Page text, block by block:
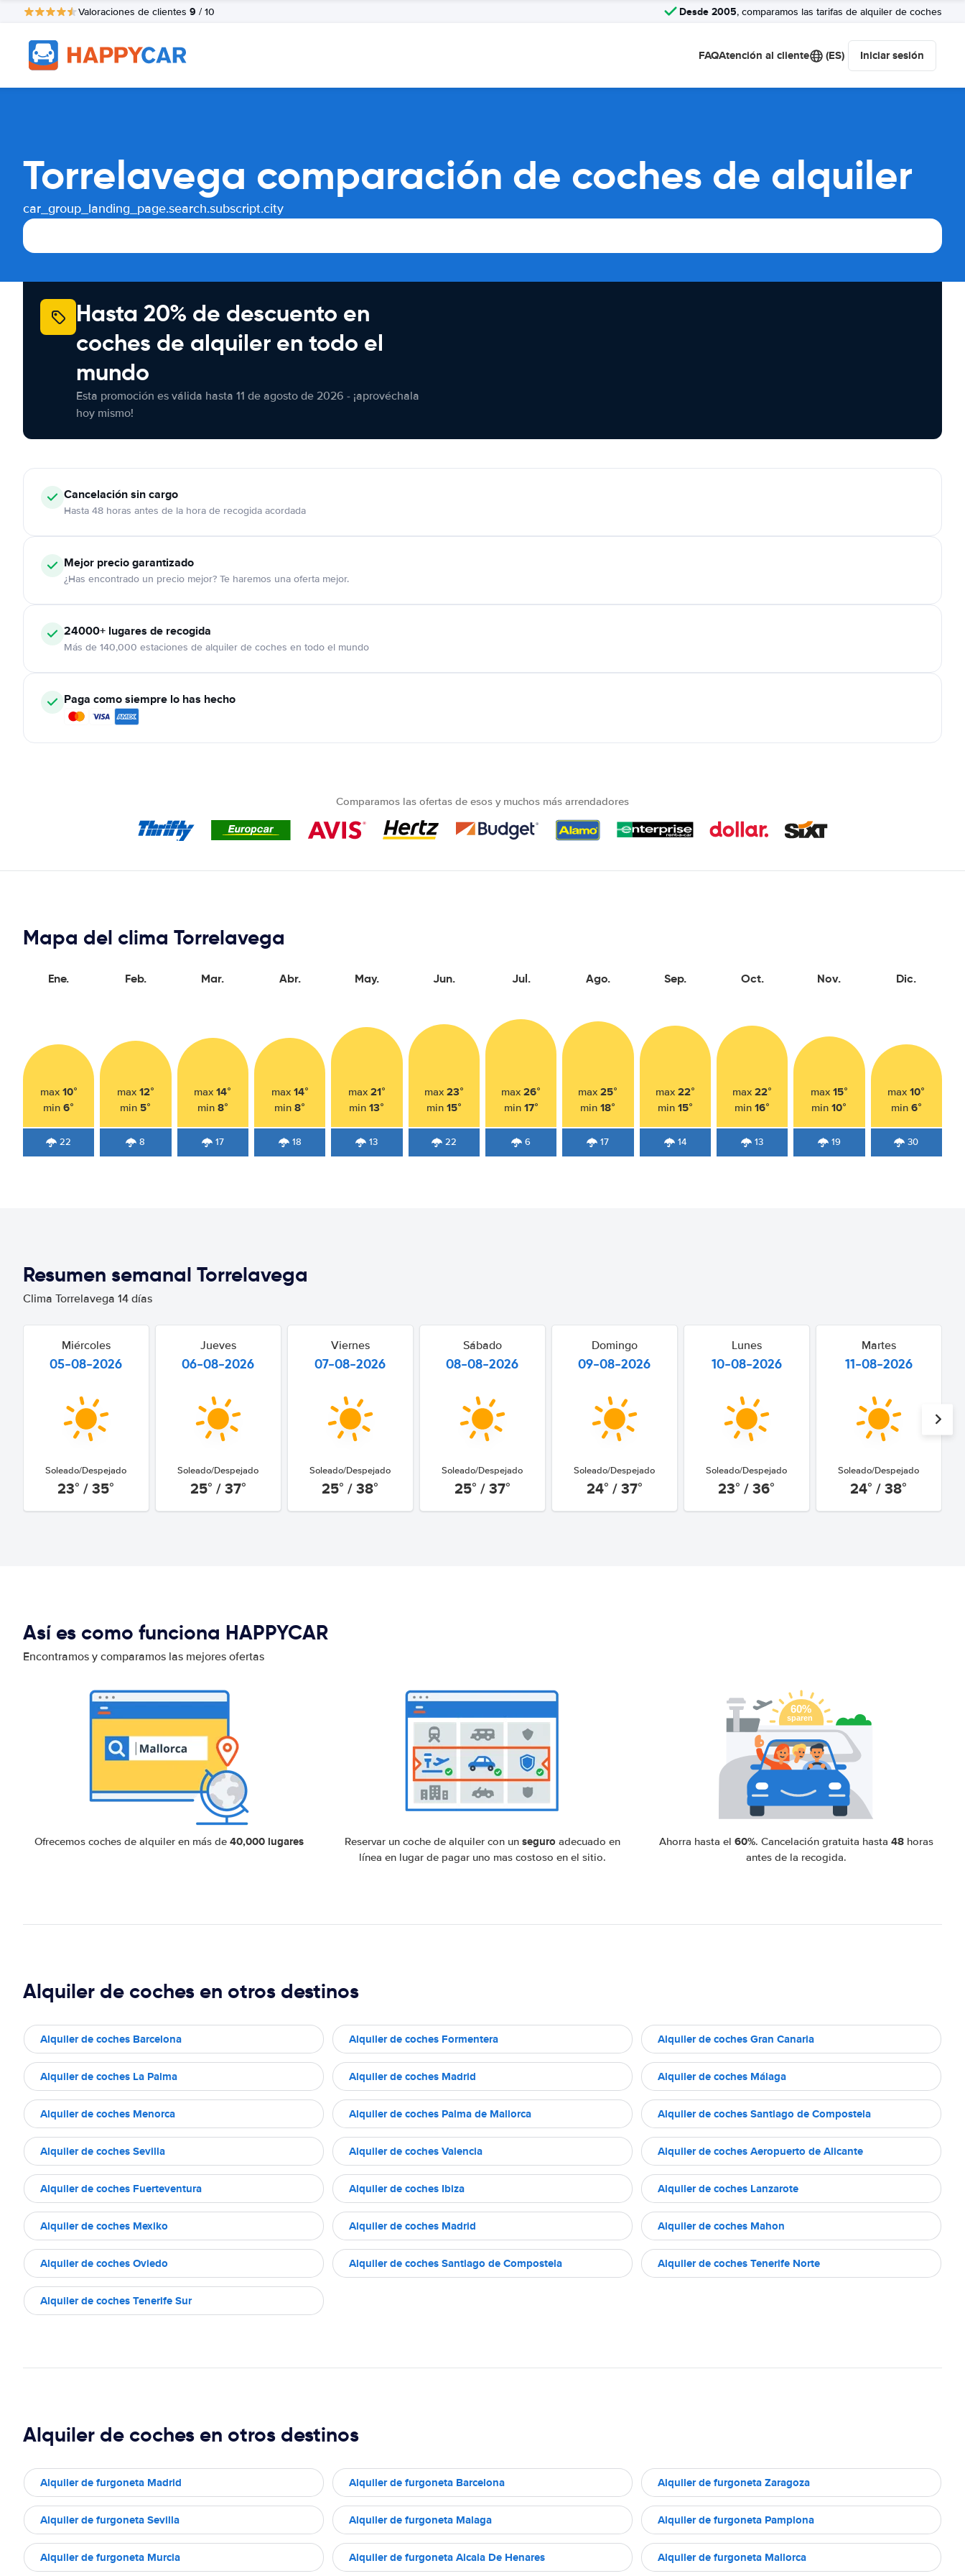
Valoraciones de clientes 9 / 10 Desde 2005, comparamos las tarifas de alquiler de coches
FAQAtención al cliente (ES) Iniciar sesión
Torrelavega comparación de coches de alquiler
car_group_landing_page.search.subscript.city
Hasta 20% de descuento en
coches de alquiler en todo el
mundo
Esta promoción es válida hasta 11 de agosto de 2026 - ¡aprovéchala
hoy mismo!
Cancelaciónsin cargo
Hasta 48 horas antes de la hora de recogida acordada
Mejor precio garantizado
¿Has encontrado un precio mejor? Te haremos una oferta mejor.
24000+ lugares de recogida
Más de 140,000 estaciones de alquiler de coches en todo el mundo
Paga como siempre lo has hecho
Comparamos las ofertas de esos y muchos más arrendadores
Mapa del clima Torrelavega
Ene.
max 10°
min6°
22
Feb.
max 12°
min 5°
8
Mar.
max14°
min 8°
17
Abr.
max 14°
min8°
18
May.
max 21°
min13°
13
Jun.
max 23°
min 15°
22
Jul.
max26°
min 17°
6
Ago.
max25°
min18°
17
Sep.
max 22°
min 15°
14
Oct.
max22°
min16°
13
Nov.
max 15°
min10°
19
Dic.
max10°
min 6°
30
Resumen semanal Torrelavega
Clima Torrelavega 14 días
Miércoles
05-08-2026
Soleado/Despejado
23° / 35°
Jueves
06-08-2026
Soleado/Despejado
25° / 37°
Viernes
07-08-2026
Soleado/Despejado
25° / 38°
Sábado
08-08-2026
Soleado/Despejado
25° / 37°
Domingo
09-08-2026
Soleado/Despejado
24° / 37°
Lunes
10-08-2026
Soleado/Despejado
23° / 36°
Martes
11-08-2026
Soleado/Despejado
24° / 38°
Así es como funciona HAPPYCAR
Encontramos y comparamos las mejores ofertas
Ofrecemos coches de alquiler en más de 40,000 lugares Reservar un coche de alquiler con un seguro adecuado en
línea en lugar de pagar uno mas costoso en el sitio.
Ahorra hasta el 60%. Cancelación gratuita hasta 48horas
antes de la recogida.
Alquiler de coches en otros destinos
Alquiler de coches Barcelona Alquiler de coches Formentera Alquiler de coches Gran Canaria
Alquiler de coches La Palma Alquiler de coches Madrid Alquiler de coches Málaga
Alquiler de coches Menorca Alquiler de coches Palma de Mallorca Alquiler de coches Santiago de Compostela
Alquiler de coches Sevilla Alquiler de coches Valencia Alquiler de coches Aeropuerto de Alicante
Alquiler de coches Fuerteventura Alquiler de coches Ibiza Alquiler de coches Lanzarote
Alquiler de coches Mexiko Alquiler de coches Madrid Alquiler de coches Mahon
Alquiler de coches Oviedo Alquiler de coches Santiago de Compostela Alquiler de coches Tenerife Norte
Alquiler de coches Tenerife Sur
Alquiler de coches en otros destinos
Alquiler de furgoneta Madrid Alquiler de furgoneta Barcelona Alquiler de furgoneta Zaragoza
Alquiler de furgoneta Sevilla Alquiler de furgoneta Malaga Alquiler de furgoneta Pamplona
Alquiler de furgoneta Murcia Alquiler de furgoneta Alcala De Henares Alquiler de furgoneta Mallorca